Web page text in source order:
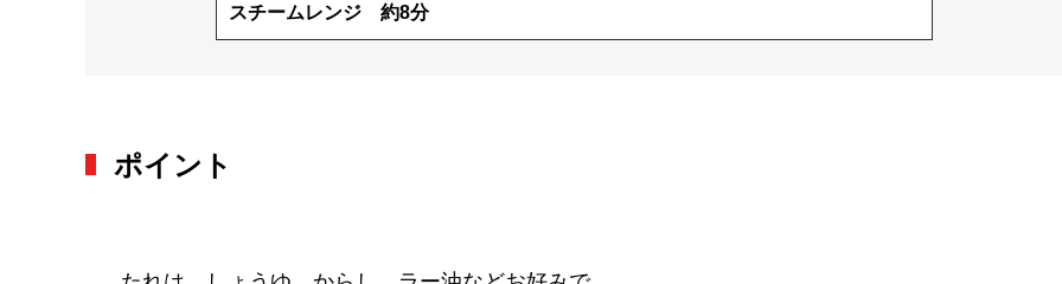
スチームレンジ 約8分
ポイント